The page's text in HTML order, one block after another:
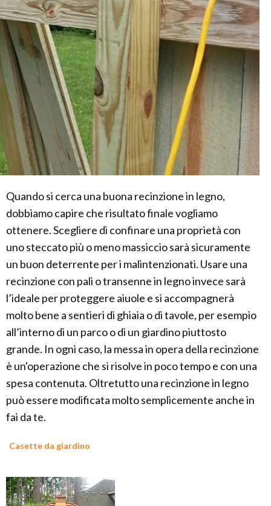
Quando si cerca una buona recinzione in legno,
dobbiamo capire che risultato finale vogliamo
ottenere. Scegliere di confinare una proprietà con
uno steccato più o meno massiccio sarà sicuramente
un buon deterrente per i malintenzionati. Usare una
recinzione con pali o transenne in legno invece sarà
l’ideale per proteggere aiuole e si accompagnerà
molto bene a sentieri di ghiaia o di tavole, per esempio
all’interno di un parco o di un giardino piuttosto
grande. In ogni caso, la messa in opera della recinzione
è un'operazione che si risolve in poco tempo e con una
spesa contenuta. Oltretutto una recinzione in legno
può essere modificata molto semplicemente anche in
fai da te.
Casette da giardino